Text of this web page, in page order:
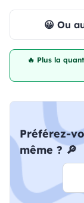
😀 Ou
🔥 Plus la
Préférez-
même ? 🔎